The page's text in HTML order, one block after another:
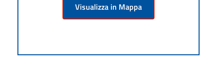
Visualizza in Mappa